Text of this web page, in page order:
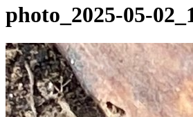
photo_2025-05-